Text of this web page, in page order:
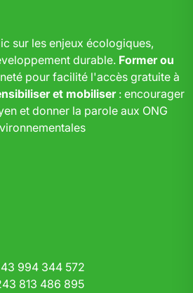
sur les enjeux écologiques,
durable. Former ou
pour facilité l'accès gratuite à
et mobiliser: encourager
et donner la parole aux ONG
994 344 572
813 486 895